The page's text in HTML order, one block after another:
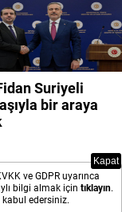
Suriyeli
bir araya
ve GDPR uyarınca
bilgi almak için tıklayın.
edersiniz.
Kapat